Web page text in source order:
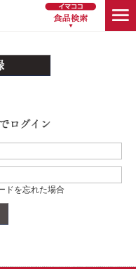
ドを忘れた場合